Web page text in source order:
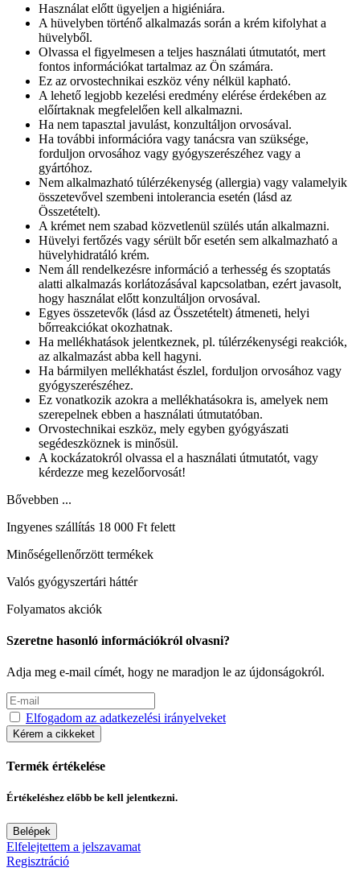
Használat előtt ügyeljen a higiéniára.
A hüvelyben történő alkalmazás során a krém kifolyhat a
hüvelyből.
Olvassa el figyelmesen a teljes használati útmutatót, mert
fontos információkat tartalmaz az Ön számára.
Ez az orvostechnikai eszköz vény nélkül kapható.
A lehető legjobb kezelési eredmény elérése érdekében az
előírtaknak megfelelően kell alkalmazni.
Ha nem tapasztal javulást, konzultáljon orvosával.
Ha további információra vagy tanácsra van szüksége,
forduljon orvosához vagy gyógyszerészéhez vagy a
gyártóhoz.
Nem alkalmazható túlérzékenység (allergia) vagy valamelyik
összetevővel szembeni intolerancia esetén (lásd az
Összetételt).
A krémet nem szabad közvetlenül szülés után alkalmazni.
Hüvelyi fertőzés vagy sérült bőr esetén sem alkalmazható a
hüvelyhidratáló krém.
Nem áll rendelkezésre információ a terhesség és szoptatás
alatti alkalmazás korlátozásával kapcsolatban, ezért javasolt,
hogy használat előtt konzultáljon orvosával.
Egyes összetevők (lásd az Összetételt) átmeneti, helyi
bőrreakciókat okozhatnak.
Ha mellékhatások jelentkeznek, pl. túlérzékenységi reakciók,
az alkalmazást abba kell hagyni.
Ha bármilyen mellékhatást észlel, forduljon orvosához vagy
gyógyszerészéhez.
Ez vonatkozik azokra a mellékhatásokra is, amelyek nem
szerepelnek ebben a használati útmutatóban.
Orvostechnikai eszköz, mely egyben gyógyászati
segédeszköznek is minősül.
A kockázatokról olvassa el a használati útmutatót, vagy
kérdezze meg kezelőorvosát!
Bővebben ...
Ingyenes szállítás 18 000 Ft felett
Minőségellenőrzött termékek
Valós gyógyszertári háttér
Folyamatos akciók
Szeretne hasonló információkról olvasni?
Adja meg e-mail címét, hogy ne maradjon le az újdonságokról.
Elfogadom az adatkezelési irányelveket
Kérem a cikkeket
Termék értékelése
Értékeléshez előbb be kell jelentkezni.
Belépek
Elfelejtettem a jelszavamat
Regisztráció